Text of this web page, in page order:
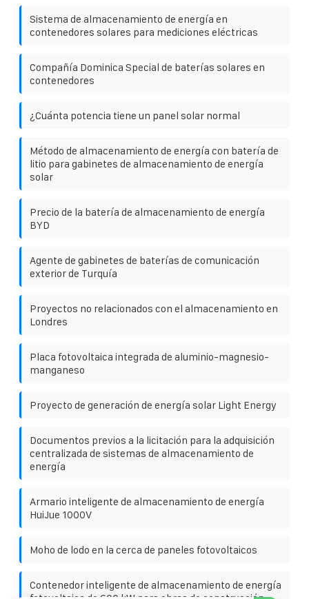
Sistema de almacenamiento de energía en
contenedores solares para mediciones eléctricas
Compañía Dominica Special de baterías solares en
contenedores
¿Cuánta potencia tiene un panel solar normal
Método de almacenamiento de energía con batería de
litio para gabinetes de almacenamiento de energía
solar
Precio de la batería de almacenamiento de energía
BYD
Agente de gabinetes de baterías de comunicación
exterior de Turquía
Proyectos no relacionados con el almacenamiento en
Londres
Placa fotovoltaica integrada de aluminio-magnesio-
manganeso
Proyecto de generación de energía solar Light Energy
Documentos previos a la licitación para la adquisición
centralizada de sistemas de almacenamiento de
energía
Armario inteligente de almacenamiento de energía
HuiJue 1000V
Moho de lodo en la cerca de paneles fotovoltaicos
Contenedor inteligente de almacenamiento de energía